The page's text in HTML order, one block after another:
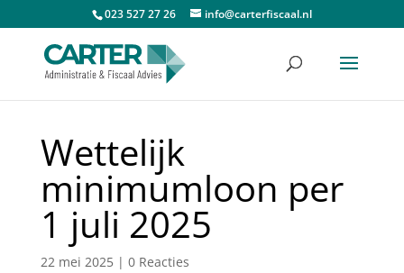
023 527 27 26 info@carterfiscaal.nl
Wettelijk
minimumloon per
1 juli 2025
22 mei 2025| 0 Reacties